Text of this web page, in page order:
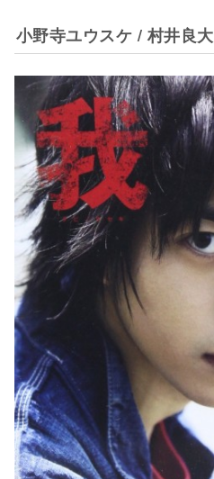
小野寺ユウスケ / 村井良大